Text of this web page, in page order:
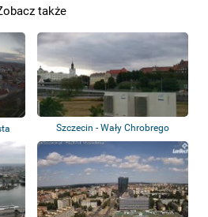
także
Szczecin - Wały Chrobrego